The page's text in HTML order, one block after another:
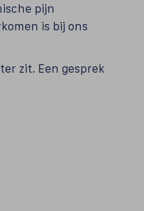
pijn
is bij ons
zit. Een gesprek